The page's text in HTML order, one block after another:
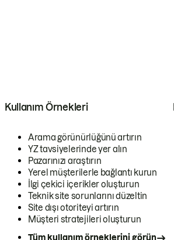
Kullanım Örnekleri
Arama görünürlüğünü artırın
YZ tavsiyelerinde yer alın
Pazarınızı araştırın
Yerel müşterilerle bağlantı kurun
İlgi çekici içerikler oluşturun
Teknik site sorunlarını düzeltin
Site dışı otoriteyi artırın
Müşteri stratejileri oluşturun
Tüm kullanım örneklerini görün